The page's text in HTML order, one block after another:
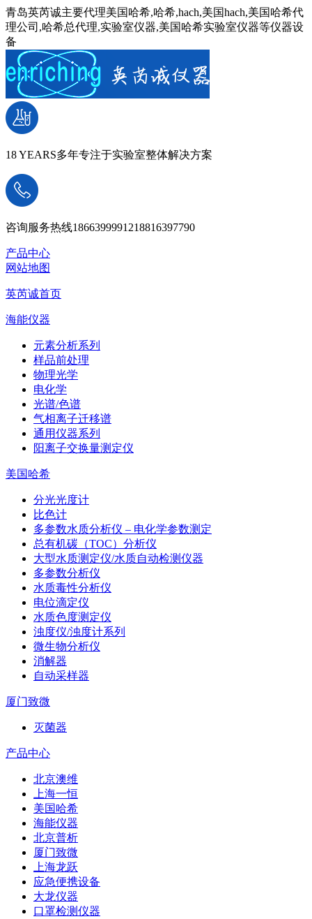
青岛英芮诚主要代理美国哈希,哈希,hach,美国hach,美国哈希代
理公司,哈希总代理,实验室仪器,美国哈希实验室仪器等仪器设
备
18 YEARS多年专注于实验室整体解决方案
咨询服务热线1866399991218816397790
产品中心
网站地图
英芮诚首页
海能仪器
元素分析系列
样品前处理
物理光学
电化学
光谱/色谱
气相离子迁移谱
通用仪器系列
阳离子交换量测定仪
美国哈希
分光光度计
比色计
多参数水质分析仪 – 电化学参数测定
总有机碳（TOC）分析仪
大型水质测定仪/水质自动检测仪器
多参数分析仪
水质毒性分析仪
电位滴定仪
水质色度测定仪
浊度仪/浊度计系列
微生物分析仪
消解器
自动采样器
厦门致微
灭菌器
产品中心
北京澳维
上海一恒
美国哈希
海能仪器
北京普析
厦门致微
上海龙跃
应急便携设备
大龙仪器
口罩检测仪器